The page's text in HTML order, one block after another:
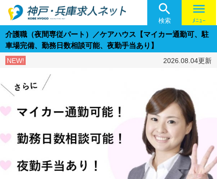

検索
menu
ﾒﾆｭｰ
介護職（夜間専従パート）／ケアハウス【マイカー通勤可、駐
車場完備、勤務日数相談可能、夜勤手当あり】
NEW! 2026.08.04更新